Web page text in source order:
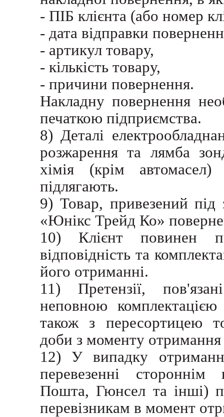
- ПІБ клієнта (або номер
- дата відправки
- артикул товару,
- кількість товару,
- причини повернення.
Накладну повернення
печаткою підприємства.
8) Деталі
розжарення та лямба
хімія (крім
підлягають.
9) Товар, привезений
«Юнікс Трейд Ко»
10) Клієнт повинен
відповідність та
його отриманні.
11) Претензії,
неповною
також з пересортицею
доби з моменту отримання
12) У випадку
перевезенні
Пошта, Гюнсел та інші)
перевізникам в момент